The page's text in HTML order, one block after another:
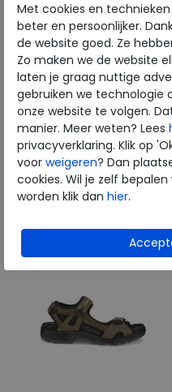
ECCO
Yucatan black
€ 119,99
€ 95,99
Beschikbare maten
40 48 49
Met cookies en
beter en persoonlijker.
de website goed. Ze
Zo maken we de website
laten je graag nuttige
gebruiken we technologie
onze website te volgen.
manier. Meer weten? Lees
privacyverklaring. Klik op
voor weigeren? Dan
cookies. Wil je zelf
worden klik dan hier.